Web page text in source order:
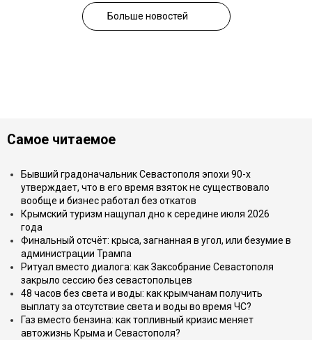
Больше новостей
Самое читаемое
Бывший градоначальник Севастополя эпохи 90-х
утверждает, что в его время взяток не существовало
вообще и бизнес работал без откатов
Крымский туризм нащупал дно к середине июля 2026
года
Финальный отсчёт: крыса, загнанная в угол, или безумие в
администрации Трампа
Ритуал вместо диалога: как Заксобрание Севастополя
закрыло сессию без севастопольцев
48 часов без света и воды: как крымчанам получить
выплату за отсутствие света и воды во время ЧС?
Газ вместо бензина: как топливный кризис меняет
автожизнь Крыма и Севастополя?